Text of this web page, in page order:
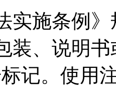
实施条例
装、说明
记。使用